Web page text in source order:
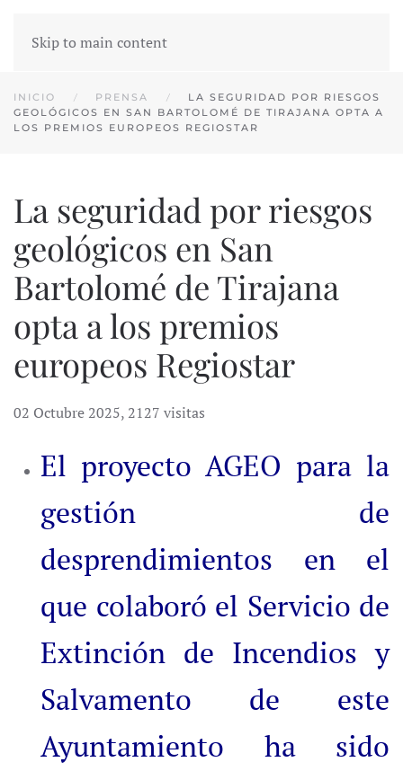
Skip to main content
INICIO PRENSA
LA SEGURIDAD POR RIESGOS
GEOLÓGICOS EN SAN BARTOLOMÉ DE TIRAJANA OPTA A
LOS PREMIOS EUROPEOS REGIOSTAR
La seguridad por riesgos
geológicos en San
Bartolomé de Tirajana
opta a los premios
europeos Regiostar
02 Octubre 2025, 2127 visitas
El proyecto AGEO para la
gestión de
desprendimientos en el
que colaboró el Servicio de
Extinción de Incendios y
Salvamento de este
Ayuntamiento ha sido